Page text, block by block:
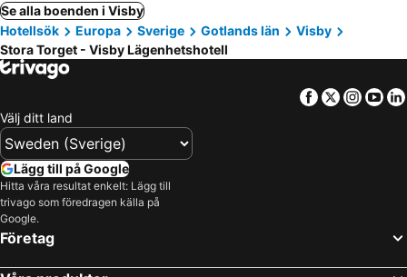
Se alla boenden i Visby
Hotellsök
Europa Sverige Gotlands län
Visby
Stora Torget - Visby Lägenhetshotell
Facebook
Twitter
Välj ditt land
Lägg till på Google
Hitta våra resultat enkelt: Lägg till
trivago som föredragen källa på
Google.
Företag